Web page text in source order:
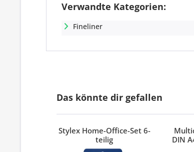
Verwandte Kategorien:
Fineliner
Das könnte dir gefallen
Stylex Home-Office-Set 6-
teilig
DIN